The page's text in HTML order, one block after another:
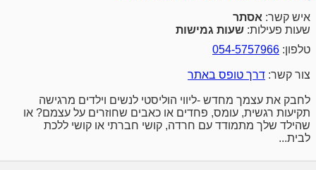
איש קשר: אסתר
שעות פעילות: שעות גמישות
טלפון: 054-5757966
צור קשר: דרך טופס באתר
לחבק את עצמך מחדש -ליווי הוליסטי לנשים וילדים מרגישה
תקיעות רגשית, עומס, פחדים או כאבים שחוזרים על עצמם? או
שהילד שלך מתמודד עם חרדה, קושי חברתי או קושי ללכת
לבית...